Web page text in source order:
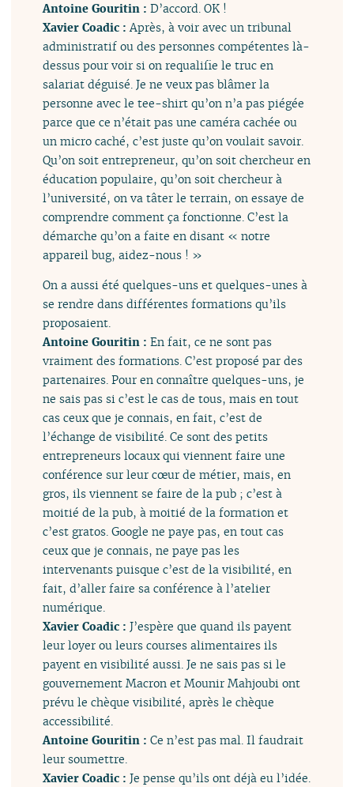
Antoine Gouritin :D’accord. OK !
Xavier Coadic :Après, à voir avec un tribunal
administratif ou des personnes compétentes là-
dessus pour voir si on requalifie le truc en
salariat déguisé. Je ne veux pas blâmer la
personne avec le tee-shirt qu’on n’a pas piégée
parce que ce n’était pas une caméra cachée ou
un micro caché, c’est juste qu’on voulait savoir.
Qu’on soit entrepreneur, qu’on soit chercheur en
éducation populaire, qu’on soit chercheur à
l’université, on va tâter le terrain, on essaye de
comprendre comment ça fonctionne. C’est la
démarche qu’on a faite en disant « notre
appareil bug, aidez-nous ! »
On a aussi été quelques-uns et quelques-unes à
se rendre dans différentes formations qu’ils
proposaient.
Antoine Gouritin :En fait, ce ne sont pas
vraiment des formations. C’est proposé par des
partenaires. Pour en connaître quelques-uns, je
ne sais pas si c’est le cas de tous, mais en tout
cas ceux que je connais, en fait, c’est de
l’échange de visibilité. Ce sont des petits
entrepreneurs locaux qui viennent faire une
conférence sur leur cœur de métier, mais, en
gros, ils viennent se faire de la pub ; c’est à
moitié de la pub, à moitié de la formation et
c’est gratos. Google ne paye pas, en tout cas
ceux que je connais, ne paye pas les
intervenants puisque c’est de la visibilité, en
fait, d’aller faire sa conférence à l’atelier
numérique.
Xavier Coadic :J’espère que quand ils payent
leur loyer ou leurs courses alimentaires ils
payent en visibilité aussi. Je ne sais pas si le
gouvernement Macron et Mounir Mahjoubi ont
prévu le chèque visibilité, après le chèque
accessibilité.
Antoine Gouritin :Ce n’est pas mal. Il faudrait
leur soumettre.
Xavier Coadic :Je pense qu’ils ont déjà eu l’idée.